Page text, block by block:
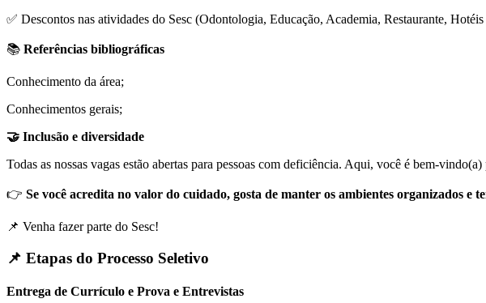
✅ Descontos nas atividades do Sesc (Odontologia, Educação, Academia, Restaurante,
📚 Referências bibliográficas
Conhecimento da área;
Conhecimentos gerais;
🤝 Inclusão e diversidade
Todas as nossas vagas estão abertas para pessoas com deficiência. Aqui, você é bem-
👉 Se você acredita no valor do cuidado, gosta de manter os ambientes organizados
📌 Venha fazer parte do Sesc!
📌 Etapas do Processo Seletivo
Entrega de Currículo e Prova e Entrevistas